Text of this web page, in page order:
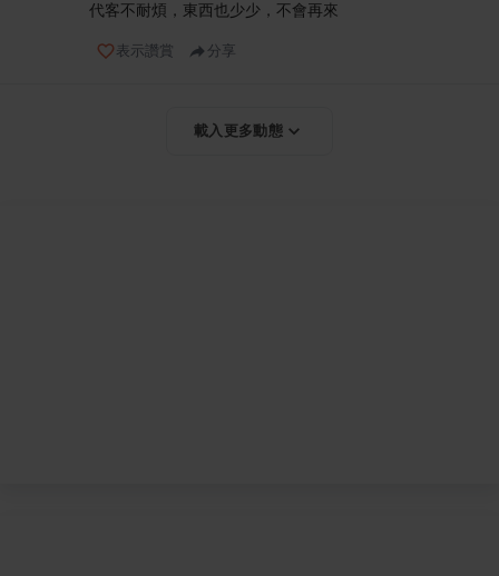
代客不耐煩，東西也少少，不會再來
表示讚賞 分享
載入更多動態